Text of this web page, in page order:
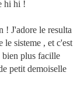
hi hi !
! J'adore le resulta
le sisteme , et c'est
bien plus facille
petit demoiselle